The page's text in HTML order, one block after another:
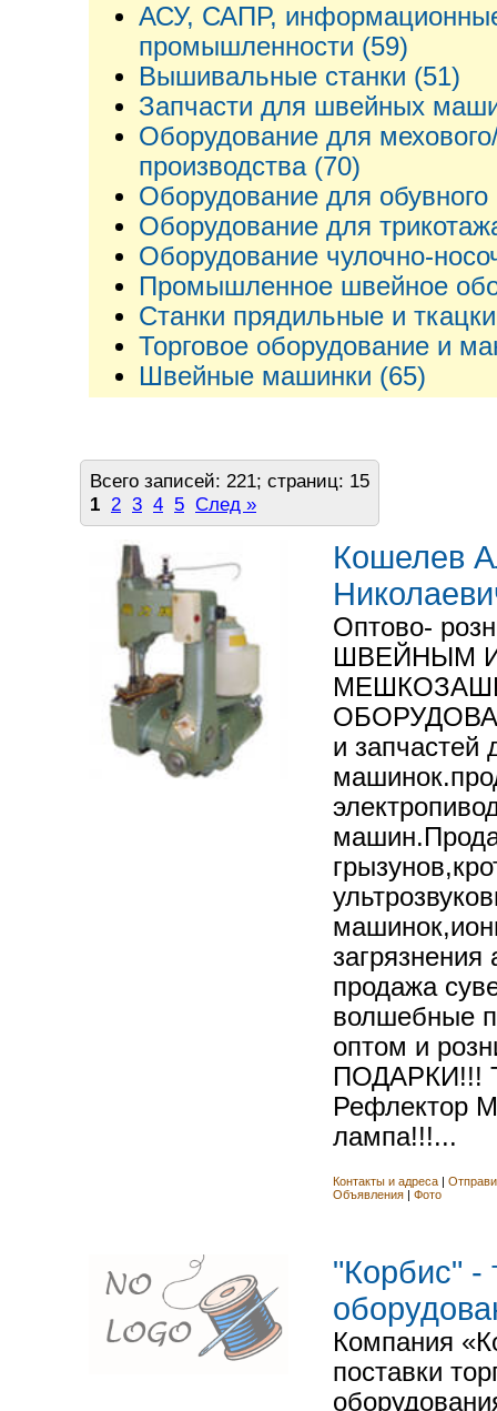
АСУ, САПР,
промышленности (59)
Вышивальные станки (51)
Запчасти для швейных
Оборудование для
производства (70)
Оборудование для обувного
Оборудование для
Оборудование чулочно-
Промышленное швейное
Станки прядильные и
Торговое оборудование и
Швейные машинки (65)
Всего записей: 221; страниц: 15
1 2 3 4 5 След »
Кошелев
Оптово-
ШВЕЙНЫМ
и
продажа
волшебные
оптом и
ПОДАРКИ!!!
Рефлектор
лампа!!!...
Контакты и адреса |
Объявления | Фото
"Корбис" -
Компания
поставки